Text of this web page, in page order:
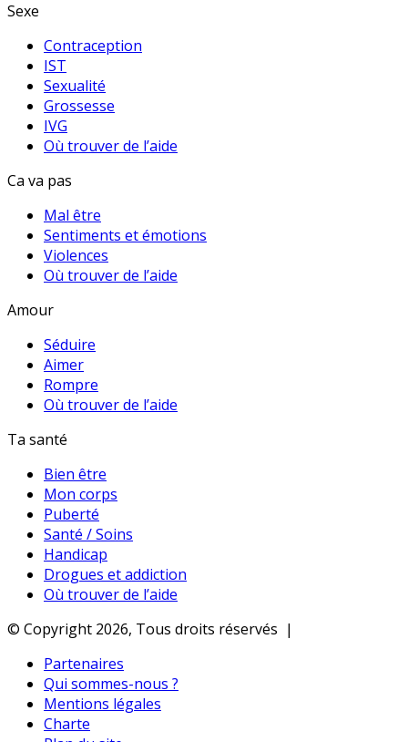
Sexe
Contraception
IST
Sexualité
Grossesse
IVG
Où trouver de l’aide
Ca va pas
Mal être
Sentiments et émotions
Violences
Où trouver de l’aide
Amour
Séduire
Aimer
Rompre
Où trouver de l’aide
Ta santé
Bien être
Mon corps
Puberté
Santé / Soins
Handicap
Drogues et addiction
Où trouver de l’aide
© Copyright 2026, Tous droits réservés |
Partenaires
Qui sommes-nous ?
Mentions légales
Charte